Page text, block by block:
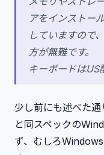
アをインストー
していますので
方が無難です。
キーボードはUS
少し前にも述べた
と同スペックの
ず、むしろ